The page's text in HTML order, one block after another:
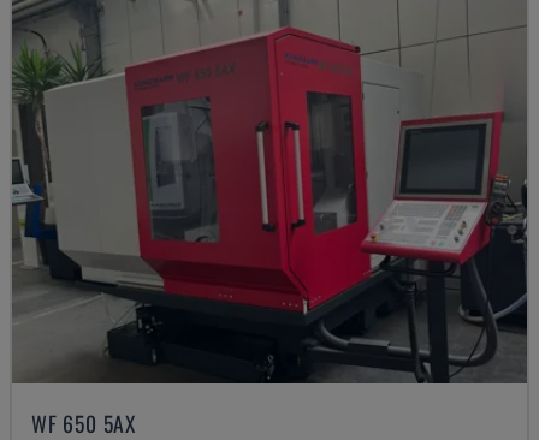
WF 650 5AX